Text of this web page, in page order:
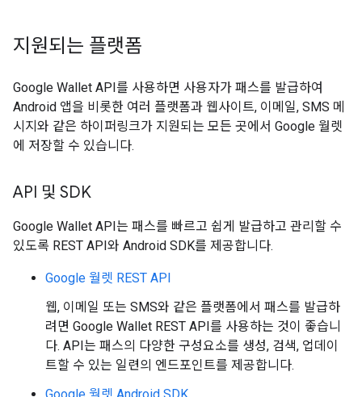
지원되는 플랫폼
Google Wallet API를 사용하면 사용자가 패스를 발급하여
Android 앱을 비롯한 여러 플랫폼과 웹사이트, 이메일, SMS 메
시지와 같은 하이퍼링크가 지원되는 모든 곳에서 Google 월렛
에 저장할 수 있습니다.
API 및 SDK
Google Wallet API는 패스를 빠르고 쉽게 발급하고 관리할 수
있도록 REST API와 Android SDK를 제공합니다.
Google 월렛 REST API
웹, 이메일 또는 SMS와 같은 플랫폼에서 패스를 발급하
려면 Google Wallet REST API를 사용하는 것이 좋습니
다. API는 패스의 다양한 구성요소를 생성, 검색, 업데이
트할 수 있는 일련의 엔드포인트를 제공합니다.